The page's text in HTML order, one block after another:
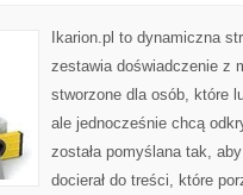
Ikarion.pl to dynamiczna
zestawia doświadczenie z
stworzone dla osób, które
ale jednocześnie chcą
została pomyślana tak,
docierał do treści, które